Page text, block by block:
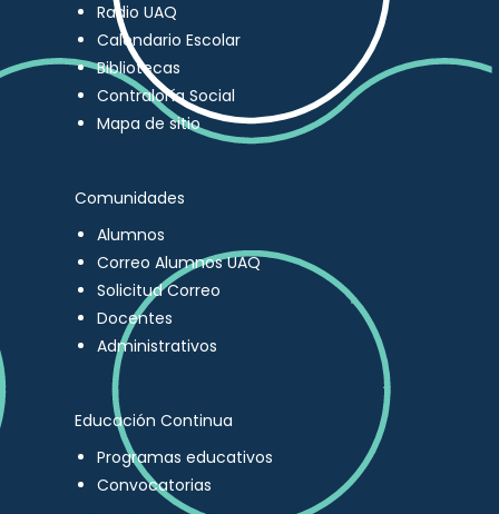
Radio UAQ
Calendario Escolar
Bibliotecas
Contraloría Social
Mapa de sitio
Comunidades
Alumnos
Correo Alumnos UAQ
Solicitud Correo
Docentes
Administrativos
Educación Continua
Programas educativos
Convocatorias